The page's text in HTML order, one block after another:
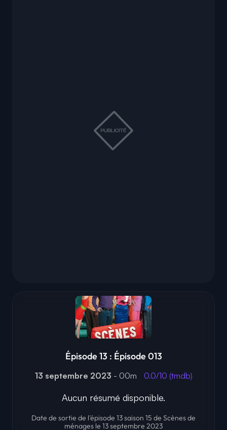
Épisode 13 : Épisode 013
13 septembre 2023 - 00m 0.0/10 (tmdb)
Aucun résumé disponible.
Date de sortie de l'épisode 13 saison 15 de Scènes de
ménages le 13 septembre 2023